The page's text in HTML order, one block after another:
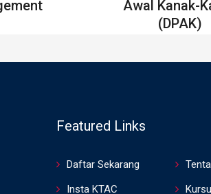
Awal Kanak-
(DPAK)
Featured Links
Daftar Sekarang
Insta KTAC